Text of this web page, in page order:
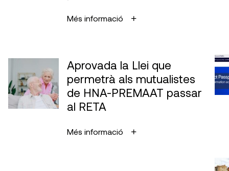
Més informació
Aprovada la Llei que
permetrà als mutualistes
de HNA-PREMAAT passar
al RETA
Més informació